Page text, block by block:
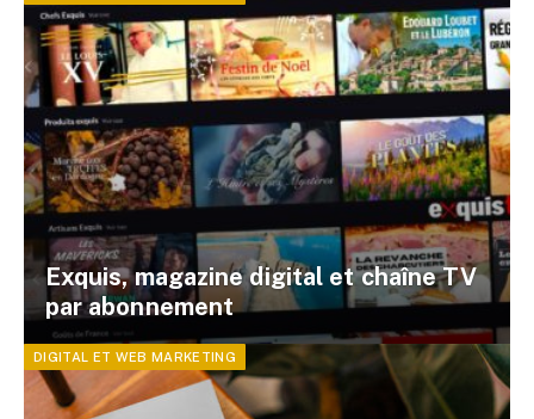
Exquis, magazine digital et chaîne TV
par abonnement
DIGITAL ET WEB MARKETING